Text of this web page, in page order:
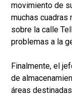
movimiento de
muchas cuadras
sobre la calle
problemas a la
Finalmente, el
de
áreas